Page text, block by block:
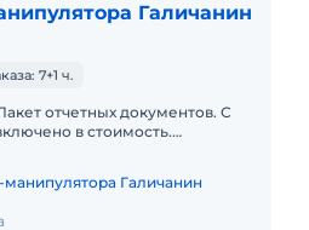
Галичанин
7+1 ч.
отчетных документов. С
в стоимость.
Галичанин